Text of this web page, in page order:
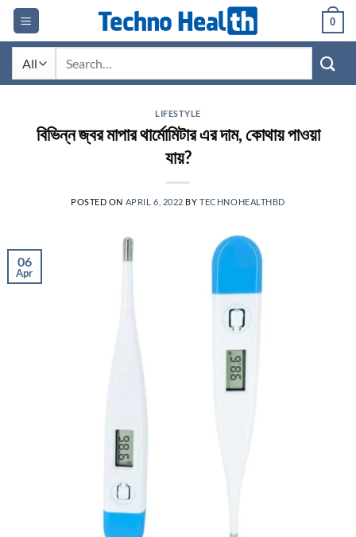
Skip
content
0
LIFESTYLE
বিভিন্ন জ্বর মাপার থার্মোমিটার এর দাম, কোথায় পাওয়া
যায়?
POSTED ON APRIL 6, 2022 BYTECHNOHEALTHBD
06
Apr